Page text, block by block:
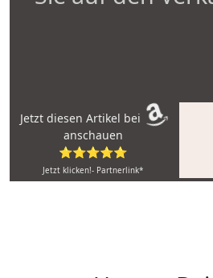
Jetzt diesen Artikel bei
anschauen
⭐⭐⭐⭐⭐
Jetzt klicken!- Partnerlink*